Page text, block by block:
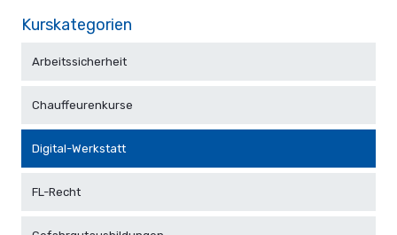
Kurskategorien
Arbeitssicherheit
Chauffeurenkurse
Digital-Werkstatt
FL-Recht